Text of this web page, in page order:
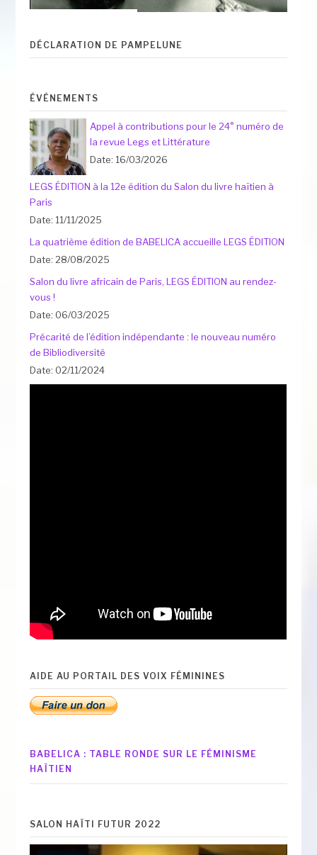
DÉCLARATION DE PAMPELUNE
ÉVÉNEMENTS
Appel à contributions pour le 24° numéro de
la revue Legs et Littérature
Date: 16/03/2026
LEGS ÉDITION à la 12e édition du Salon du livre haïtien à
Paris
Date: 11/11/2025
La quatrième édition de BABELICA accueille LEGS ÉDITION
Date: 28/08/2025
Salon du livre africain de Paris, LEGS ÉDITION au rendez-
vous !
Date: 06/03/2025
Précarité de l’édition indépendante : le nouveau numéro
de Bibliodiversité
Date: 02/11/2024
AIDE AU PORTAIL DES VOIX FÉMININES
BABELICA : TABLE RONDE SUR LE FÉMINISME
HAÏTIEN
SALON HAÏTI FUTUR 2022